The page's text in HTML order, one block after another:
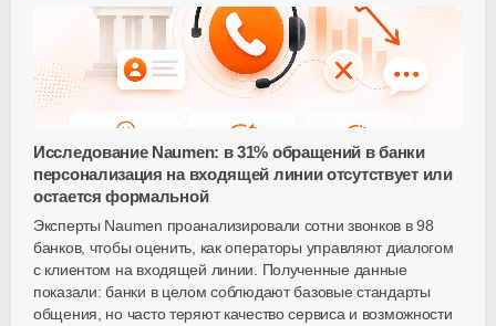
Исследование Naumen: в 31% обращений в банки
персонализация на входящей линии отсутствует или
остается формальной
Эксперты Naumen проанализировали сотни звонков в 98
банков, чтобы оценить, как операторы управляют диалогом
с клиентом на входящей линии. Полученные данные
показали: банки в целом соблюдают базовые стандарты
общения, но часто теряют качество сервиса и возможности